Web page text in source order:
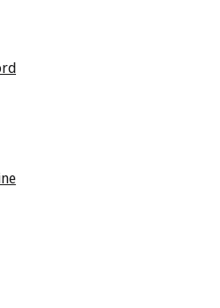
vel. Quisque
quis suscipit
tincidunt at fermentum